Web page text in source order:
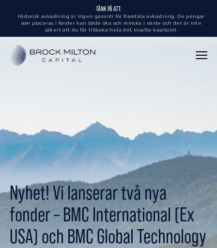
TÄNK PÅ ATT:
Historisk avkastning är ingen garanti för framtida avkastning. De pengar
som placeras i fonder kan både öka och minska i värde och det är inte
säkert att du får tillbaka hela det insatta kapitalet.
Nyhet! Vi lanserar två nya
fonder – BMC International (Ex
USA) och BMC Global Technology